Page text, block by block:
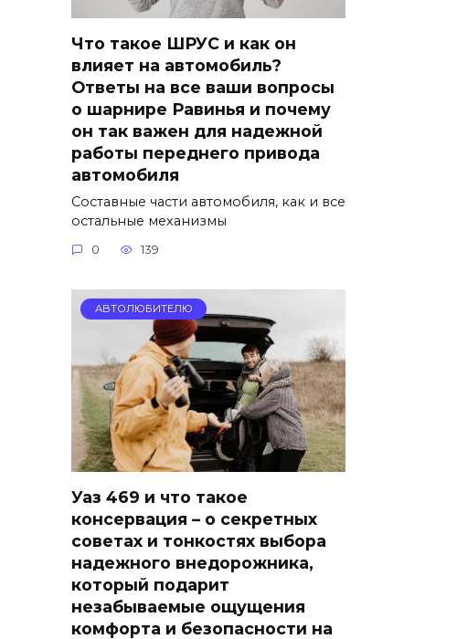
Что такое ШРУС и как он
влияет на автомобиль?
Ответы на все ваши вопросы
о шарнире Равинья и почему
он так важен для надежной
работы переднего привода
автомобиля
Составные части автомобиля, как и все
остальные механизмы
0 139
АВТОЛЮБИТЕЛЮ
Уаз 469 и что такое
консервация – о секретных
советах и тонкостях выбора
надежного внедорожника,
который подарит
незабываемые ощущения
комфорта и безопасности на